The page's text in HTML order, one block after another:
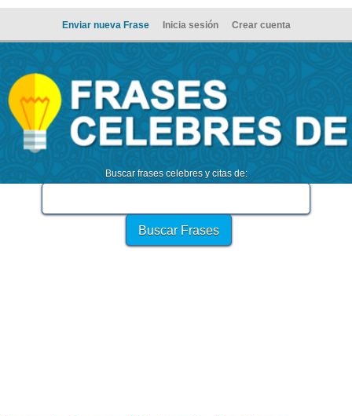
Enviar nueva Frase Inicia sesión Crear cuenta
Buscar frases celebres y citas de: